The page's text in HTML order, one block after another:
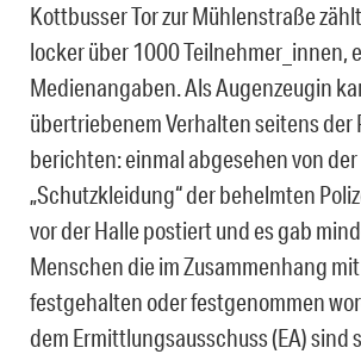
Kottbusser Tor zur Mühlenstraße
locker über 1000 Teilnehmer_innen,
Medienangaben. Als Augenzeugin
übertriebenem Verhalten seitens der
berichten: einmal abgesehen von der
„Schutzkleidung“ der behelmten
vor der Halle postiert und es gab
Menschen die im Zusammenhang
festgehalten oder festgenommen
dem Ermittlungsausschuss (EA) sind